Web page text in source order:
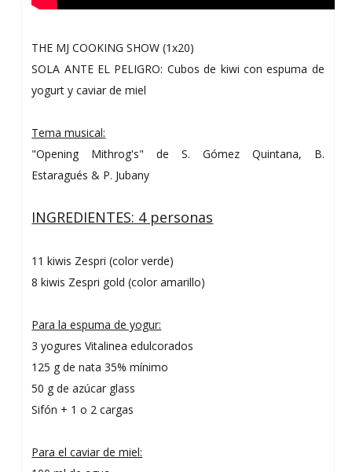
THE MJ COOKING SHOW (1x20)
SOLA ANTE EL PELIGRO: Cubos de kiwi con espuma de
yogurt y caviar de miel
Tema musical:
"Opening Mithrog's" de S. Gómez Quintana, B.
Estaragués & P. Jubany
INGREDIENTES: 4 personas
11 kiwis Zespri (color verde)
8 kiwis Zespri gold (color amarillo)
Para la espuma de yogur:
3 yogures Vitalinea edulcorados
125 g de nata 35% mínimo
50 g de azúcar glass
Sifón + 1 o 2 cargas
Para el caviar de miel: